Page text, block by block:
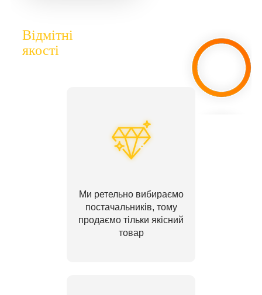
Відмітні
якості
Ми ретельно вибираємо
постачальників, тому
продаємо тільки якісний
товар